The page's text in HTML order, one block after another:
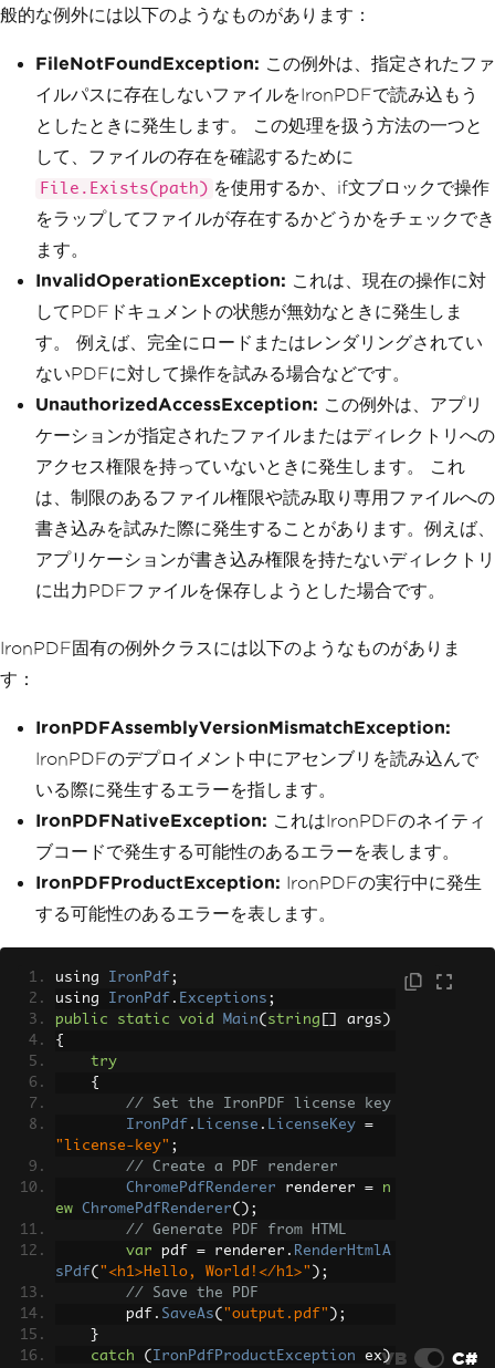
般的な例外には以下のようなものがあります：
FileNotFoundException: この例外は、指定されたファ
イルパスに存在しないファイルをIronPDFで読み込もう
としたときに発生します。 この処理を扱う方法の一つと
して、ファイルの存在を確認するために
File.Exists(path) を使用するか、if文ブロックで操作
をラップしてファイルが存在するかどうかをチェックでき
ます。
InvalidOperationException: これは、現在の操作に対
してPDFドキュメントの状態が無効なときに発生しま
す。 例えば、完全にロードまたはレンダリングされてい
ないPDFに対して操作を試みる場合などです。
UnauthorizedAccessException: この例外は、アプリ
ケーションが指定されたファイルまたはディレクトリへの
アクセス権限を持っていないときに発生します。 これ
は、制限のあるファイル権限や読み取り専用ファイルへの
書き込みを試みた際に発生することがあります。例えば、
アプリケーションが書き込み権限を持たないディレクトリ
に出力PDFファイルを保存しようとした場合です。
IronPDF固有の例外クラスには以下のようなものがありま
す：
IronPDFAssemblyVersionMismatchException:
IronPDFのデプロイメント中にアセンブリを読み込んで
いる際に発生するエラーを指します。
IronPDFNativeException: これはIronPDFのネイティ
ブコードで発生する可能性のあるエラーを表します。
IronPDFProductException: IronPDFの実行中に発生
する可能性のあるエラーを表します。
using IronPdf ;
using IronPdf . Exceptions ;
public
static void Main( string args )
{
try
{
// Set the IronPDF license key
IronPdf . License . LicenseKey
=
"license-key" ;
// Create a PDF renderer
ChromePdfRenderer renderer =
n
ew
ChromePdfRenderer();
// Generate PDF from HTML
var pdf = renderer . RenderHtmlA
sPdf( "<h1>Hello, World!</h1>" );
// Save the PDF
        pdf
. SaveAs( "output.pdf" );
}
catch
( IronPdfProductException ex)
VB C#